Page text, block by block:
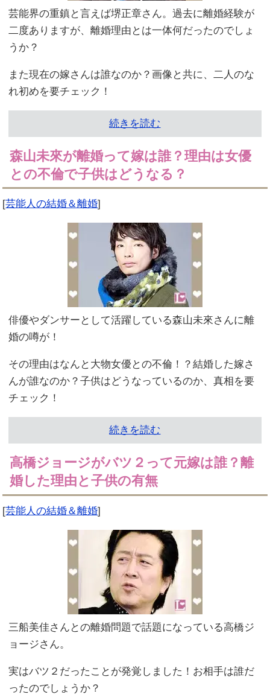
芸能界の重鎮と言えば堺正章さん。過去に離婚経験が
二度ありますが、離婚理由とは一体何だったのでしょ
うか？
また現在の嫁さんは誰なのか？画像と共に、二人のな
れ初めを要チェック！
続きを読む
森山未來が離婚って嫁は誰？理由は女優
との不倫で子供はどうなる？
[芸能人の結婚＆離婚]
俳優やダンサーとして活躍している森山未來さんに離
婚の噂が！
その理由はなんと大物女優との不倫！？結婚した嫁さ
んが誰なのか？子供はどうなっているのか、真相を要
チェック！
続きを読む
高橋ジョージがバツ２って元嫁は誰？離
婚した理由と子供の有無
[芸能人の結婚＆離婚]
三船美佳さんとの離婚問題で話題になっている高橋ジ
ョージさん。
実はバツ２だったことが発覚しました！お相手は誰だ
ったのでしょうか？